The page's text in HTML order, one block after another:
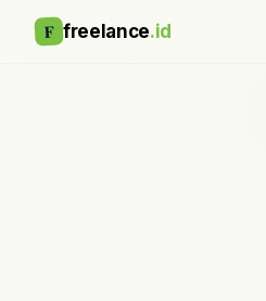
F freelance.id